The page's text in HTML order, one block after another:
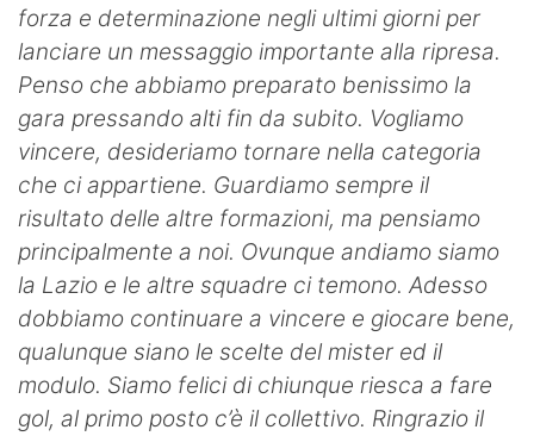
forza e determinazione negli ultimi giorni per
lanciare un messaggio importante alla ripresa.
Penso che abbiamo preparato benissimo la
gara pressando alti fin da subito. Vogliamo
vincere, desideriamo tornare nella categoria
che ci appartiene. Guardiamo sempre il
risultato delle altre formazioni, ma pensiamo
principalmente a noi. Ovunque andiamo siamo
la Lazio e le altre squadre ci temono. Adesso
dobbiamo continuare a vincere e giocare bene,
qualunque siano le scelte del mister ed il
modulo. Siamo felici di chiunque riesca a fare
gol, al primo posto c’è il collettivo. Ringrazio il